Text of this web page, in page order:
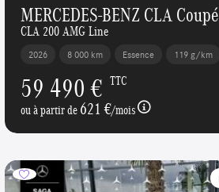
MERCEDES-BENZ CLA Coupé
CLA 200 AMG Line
2026 8 000 km Essence 119 g/km
59 490 € TTC
ou à partir de621 €/mois